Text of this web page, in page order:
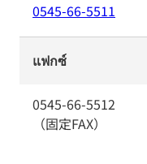
0545-66-5511
แฟกซ์
0545-66-5512
（固定FAX）